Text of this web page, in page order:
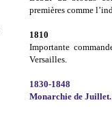
premières comme
1810
Importante
Versailles.
1830-1848
Monarchie de Juillet.